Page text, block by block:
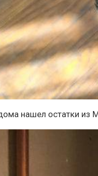
нашел остатки из